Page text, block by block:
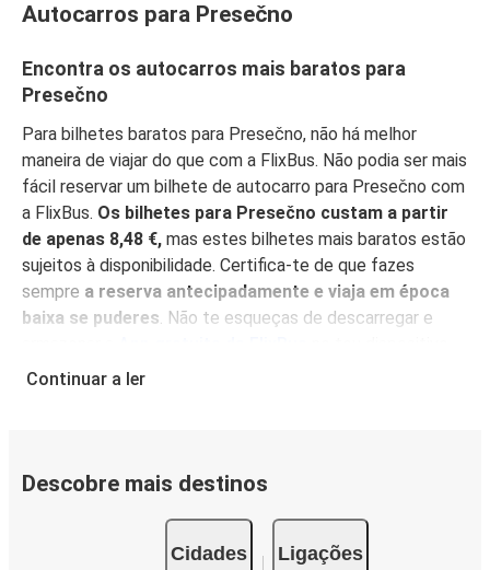
Autocarros para Presečno
Encontra os autocarros mais baratos para
Presečno
Para bilhetes baratos para Presečno, não há melhor
maneira de viajar do que com a FlixBus. Não podia ser mais
fácil reservar um bilhete de autocarro para Presečno com
a FlixBus. Os bilhetes para Presečno custam a partir
de apenas 8,48 €, mas estes bilhetes mais baratos estão
sujeitos à disponibilidade. Certifica-te de que fazes
sempre a reserva antecipadamente e viaja em época
baixa se puderes. Não te esqueças de descarregar e
móvel e encontra os melhores preços, gere mais
simplesmente mostra-o ao condutor, e depois acomoda-
Continuar a ler
Descobre mais destinos
Cidades Ligações